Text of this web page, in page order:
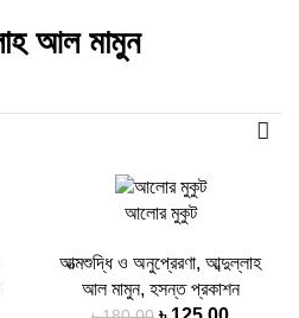
আল মামুন
আলোর মুকুট
আত্মশুদ্ধি ও অনুপ্রেরণা, আব্দুল্লাহ
আল মামুন, হসন্ত প্রকাশন